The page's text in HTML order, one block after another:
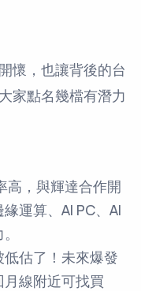
懷，也讓背後的台
家點名幾檔有潛力
高，與輝達合作開
運算、AI PC、AI
低估了！未來爆發
線附近可找買